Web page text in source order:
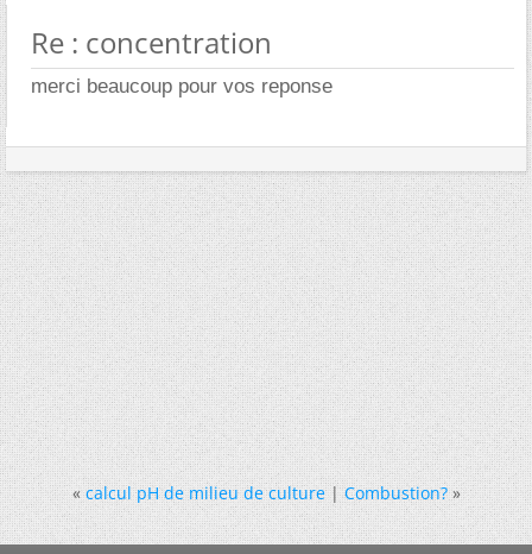
Re : concentration
merci beaucoup pour vos reponse
« calcul pH de milieu de culture|Combustion? »